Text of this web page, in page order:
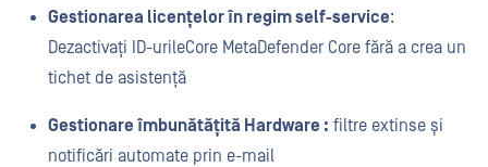
Gestionarea licențelor în regim self-service:
Dezactivați ID-urileCore MetaDefender Core fără a crea un
tichet de asistență
Gestionare îmbunătățită Hardware : filtre extinse și
notificări automate prin e-mail